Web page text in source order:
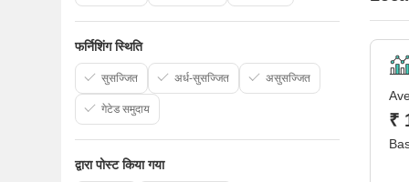
₹
फर्निशिंग स्थिति
सुसज्जित अर्ध-सुसज्जित असुसज्जित
गेटेड समुदाय
द्वारा पोस्ट किया गया